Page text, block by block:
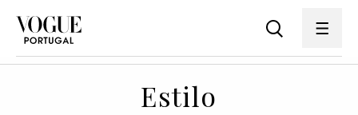
Estilo